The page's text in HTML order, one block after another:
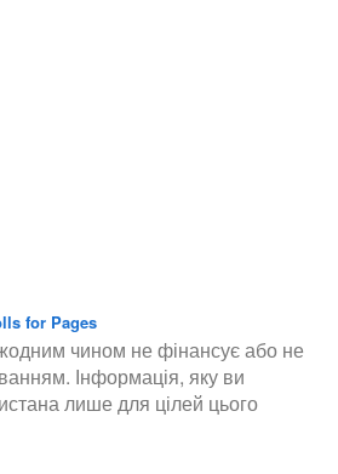
for Pages
чином не фінансує або не
Інформація, яку ви
лише для цілей цього